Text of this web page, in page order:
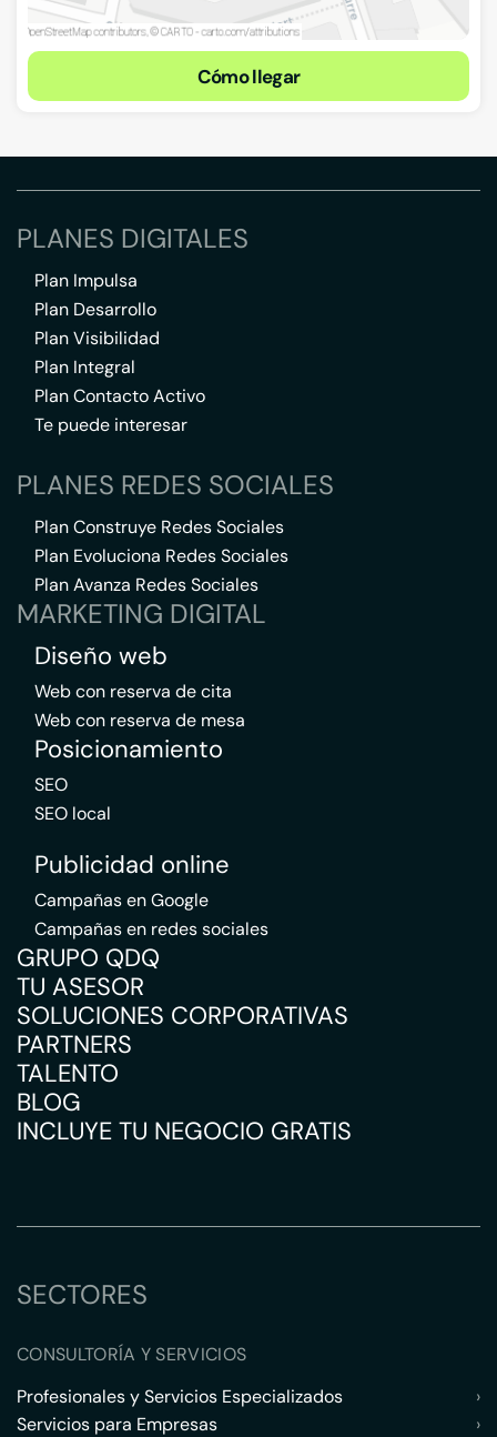
Cómo llegar
PLANES DIGITALES
Plan Impulsa
Plan Desarrollo
Plan Visibilidad
Plan Integral
Plan Contacto Activo
Te puede interesar
PLANES REDES SOCIALES
Plan Construye Redes Sociales
Plan Evoluciona Redes Sociales
Plan Avanza Redes Sociales
MARKETING DIGITAL
Diseño web
Web con reserva de cita
Web con reserva de mesa
Posicionamiento
SEO
SEO local
Publicidad online
Campañas en Google
Campañas en redes sociales
GRUPO QDQ
TU ASESOR
SOLUCIONES CORPORATIVAS
PARTNERS
TALENTO
BLOG
INCLUYE TU NEGOCIO GRATIS
SECTORES
CONSULTORÍA Y SERVICIOS
Profesionales y Servicios Especializados
›
Servicios para Empresas
›